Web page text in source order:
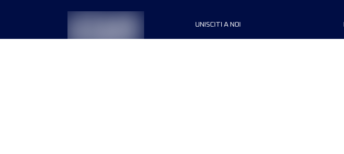
UNISCITI A NOI